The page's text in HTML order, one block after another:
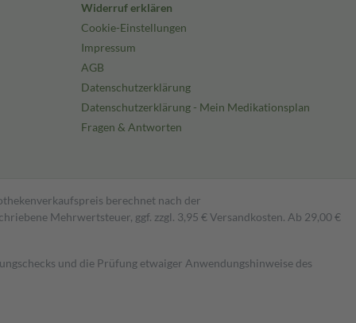
Widerruf erklären
Cookie-Einstellungen
Impressum
AGB
Datenschutzerklärung
Datenschutzerklärung - Mein Medikationsplan
Fragen & Antworten
berechnet nach der
Mehrwertsteuer, ggf. zzgl. 3,95 € Versandkosten. Ab 29,00 €
und die Prüfung etwaiger Anwendungshinweise des